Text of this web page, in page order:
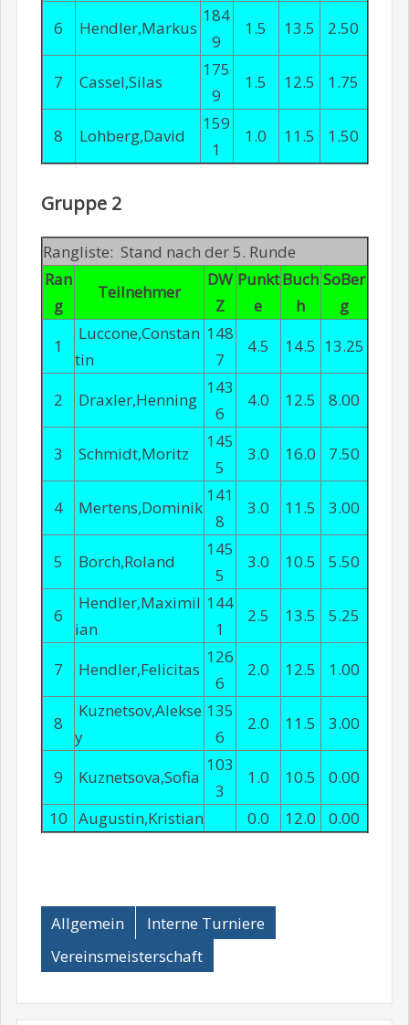
6 Hendler,Markus
184
9
1.5 13.5 2.50
7 Cassel,Silas
175
9
1.5 12.5 1.75
8 Lohberg,David
159
1
1.0 11.5 1.50
Gruppe 2
Rangliste: Stand nach der 5. Runde
Ran
g
Teilnehmer
DW
Z
Punkt
e
Buch
h
SoBer
g
1
Luccone,Constan
tin
148
7
4.5 14.5 13.25
2 Draxler,Henning
143
6
4.0 12.5 8.00
3 Schmidt,Moritz
145
5
3.0 16.0 7.50
4 Mertens,Dominik
141
8
3.0 11.5 3.00
5 Borch,Roland
145
5
3.0 10.5 5.50
6
Hendler,Maximil
ian
144
1
2.5 13.5 5.25
7 Hendler,Felicitas
126
6
2.0 12.5 1.00
8
Kuznetsov,Alekse
y
135
6
2.0 11.5 3.00
9 Kuznetsova,Sofia
103
3
1.0 10.5
0.00
10 Augustin,Kristian 0.0 12.0 0.00
Allgemein
Interne Turniere
Vereinsmeisterschaft